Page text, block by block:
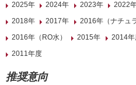
2025年
2024年 2023年 2022
2018年
2017年
2016年（ナチュ
2016年（RO水）
2015年 2014年
2011年度
推奨意向